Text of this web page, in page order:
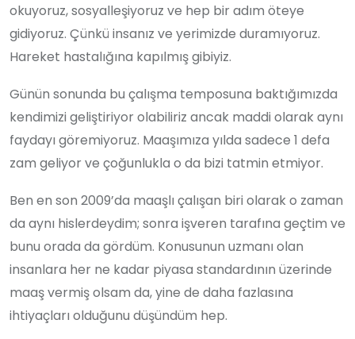
okuyoruz, sosyalleşiyoruz ve hep bir adım öteye
gidiyoruz. Çünkü insanız ve yerimizde duramıyoruz.
Hareket hastalığına kapılmış gibiyiz.
Günün sonunda bu çalışma temposuna baktığımızda
kendimizi geliştiriyor olabiliriz ancak maddi olarak aynı
faydayı göremiyoruz. Maaşımıza yılda sadece 1 defa
zam geliyor ve çoğunlukla o da bizi tatmin etmiyor.
Ben en son 2009’da maaşlı çalışan biri olarak o zaman
da aynı hislerdeydim; sonra işveren tarafına geçtim ve
bunu orada da gördüm. Konusunun uzmanı olan
insanlara her ne kadar piyasa standardının üzerinde
maaş vermiş olsam da, yine de daha fazlasına
ihtiyaçları olduğunu düşündüm hep.